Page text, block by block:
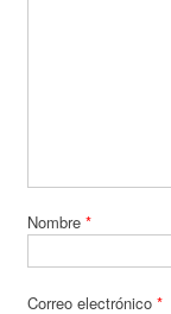
Nombre *
Correo electrónico *